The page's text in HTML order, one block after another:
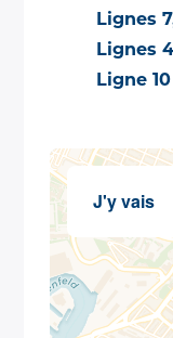
Lignes
Lignes
Ligne 10
J'y vais